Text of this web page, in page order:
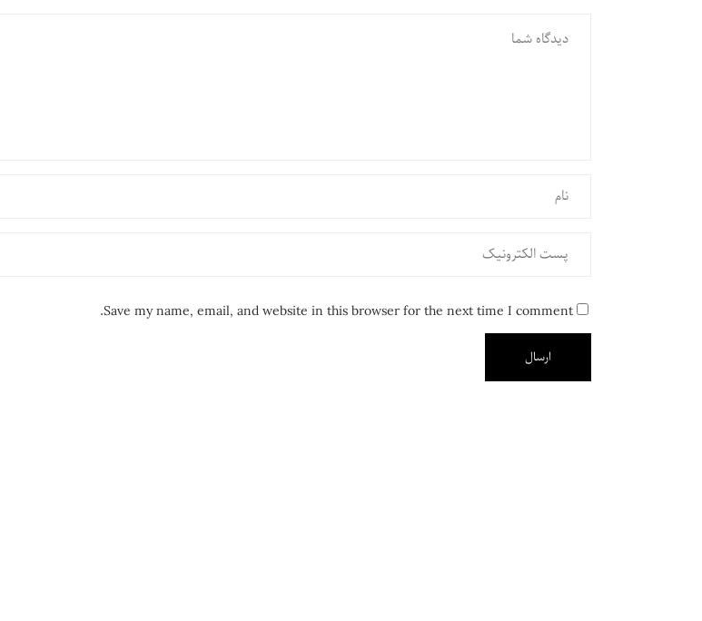
Save my name, email, and website in this browser for the next time I comment.